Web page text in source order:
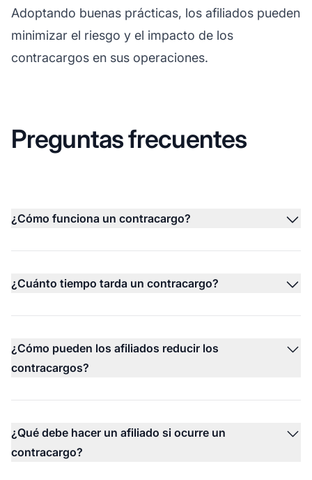
Adoptando buenas prácticas, los afiliados pueden
minimizar el riesgo y el impacto de los
contracargos en sus operaciones.
Preguntas frecuentes
¿Cómo funciona un contracargo?
¿Cuánto tiempo tarda un contracargo?
¿Cómo pueden los afiliados reducir los
contracargos?
¿Qué debe hacer un afiliado si ocurre un
contracargo?